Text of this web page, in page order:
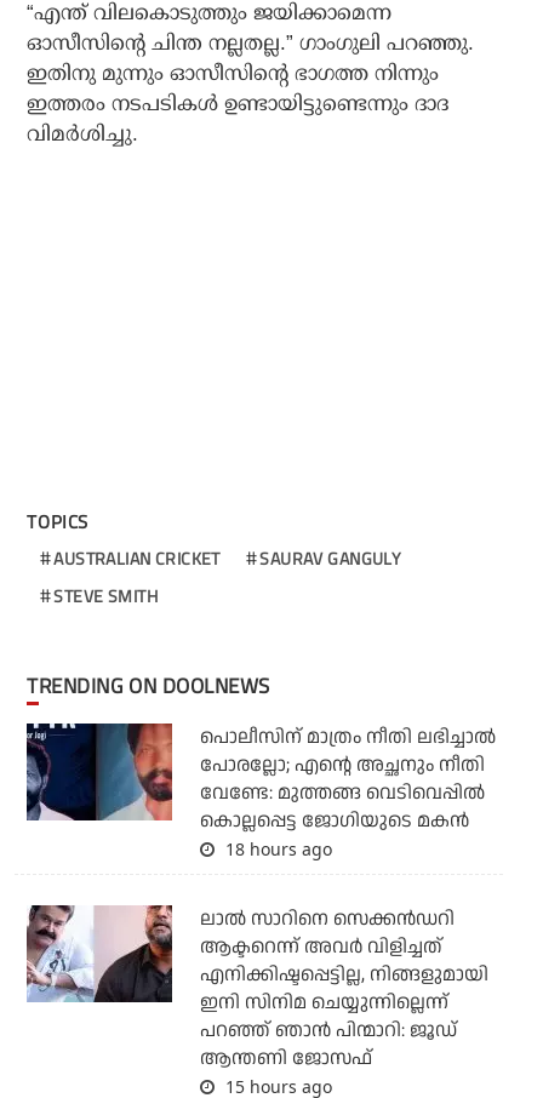
“എന്ത് വിലകൊടുത്തും ജയിക്കാമെന്ന
ഓസീസിന്റെ ചിന്ത നല്ലതല്ല.” ഗാംഗുലി പറഞ്ഞു.
ഇതിനു മുന്നും ഓസീസിന്റെ ഭാഗത്ത നിന്നും
ഇത്തരം നടപടികള്‍ ഉണ്ടായിട്ടുണ്ടെന്നും ദാദ
വിമര്‍ശിച്ചു.
TOPICS
AUSTRALIAN CRICKET
SAURAV GANGULY
STEVE SMITH
TRENDING ON DOOLNEWS
പൊലീസിന് മാത്രം നീതി ലഭിച്ചാല്‍
പോരല്ലോ; എന്റെ അച്ഛനും നീതി
വേണ്ടേ: മുത്തങ്ങ വെടിവെപ്പില്‍
കൊല്ലപ്പെട്ട ജോഗിയുടെ മകന്‍
18 hours ago
ലാല്‍ സാറിനെ സെക്കന്‍ഡറി
ആക്ടറെന്ന് അവര്‍ വിളിച്ചത്
എനിക്കിഷ്ടപ്പെട്ടില്ല, നിങ്ങളുമായി
ഇനി സിനിമ ചെയ്യുന്നില്ലെന്ന്
പറഞ്ഞ് ഞാന്‍ പിന്മാറി: ജൂഡ്
ആന്തണി ജോസഫ്
15 hours ago